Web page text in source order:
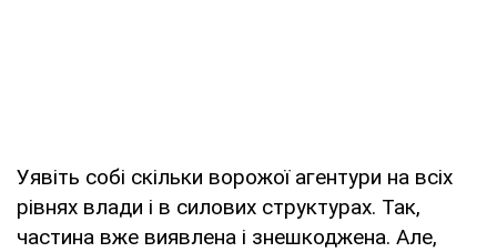
Уявіть собі скільки ворожої агентури на всіх
рівнях влади і в силових структурах. Так,
частина вже виявлена і знешкоджена. Але,